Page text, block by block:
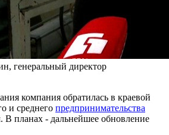
генеральный директор
компания обратилась в краевой
и среднего предпринимательства
планах - дальнейшее обновление